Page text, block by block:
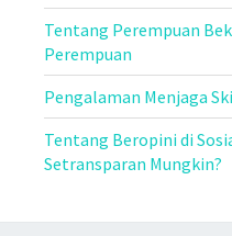
Tentang Perempuan
Perempuan
Pengalaman Menjaga
Tentang Beropini di
Setransparan Mungkin?